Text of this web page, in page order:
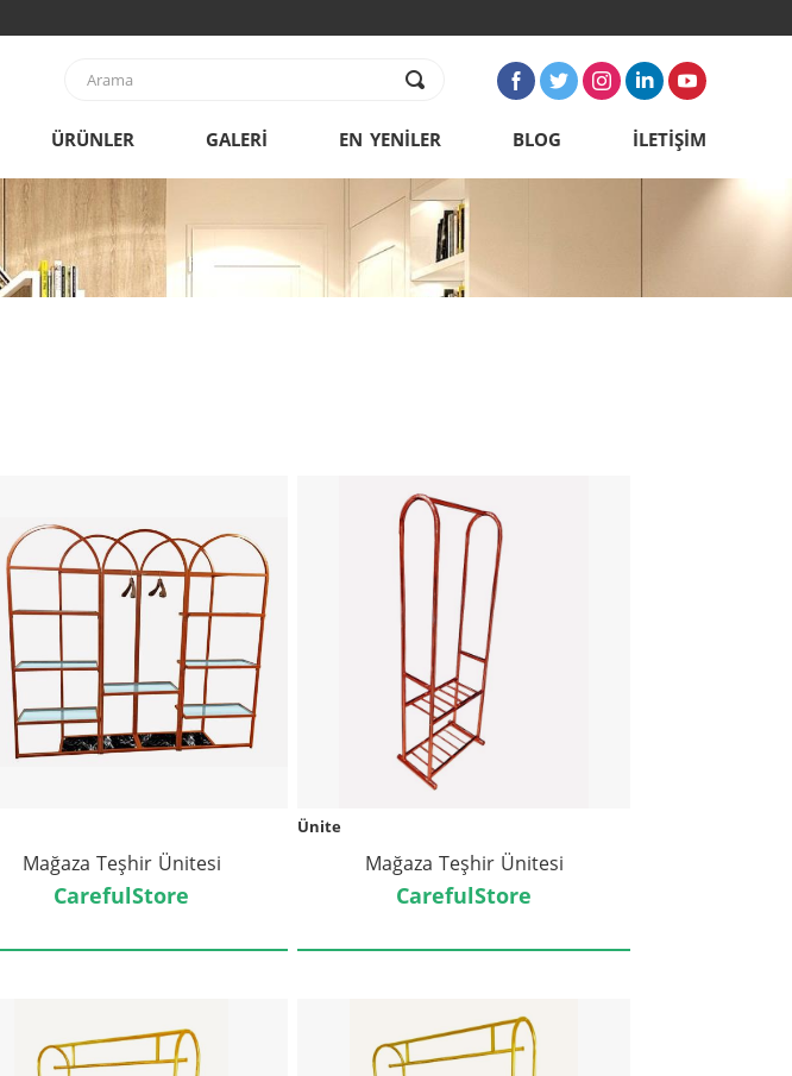
ÜRÜNLER GALERİ EN YENİLER BLOG İLETİŞİM
Mağaza Teşhir Ünitesi
CarefulStore
Ünite
Mağaza Teşhir Ünitesi
CarefulStore